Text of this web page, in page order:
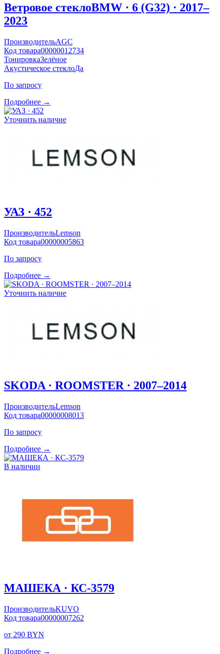
Ветровое стеклоBMW · 6 (G32) · 2017–
2023
ПроизводительAGC
Код товара00000012734
ТонировкаЗелёное
Акустическое стеклоДа
По запросу
Подробнее →
Уточнить наличие
УАЗ · 452
ПроизводительLemson
Код товара00000005863
По запросу
Подробнее →
Уточнить наличие
SKODA · ROOMSTER · 2007–2014
ПроизводительLemson
Код товара00000008013
По запросу
Подробнее →
В наличии
МАШЕКА · КС-3579
ПроизводительKUVO
Код товара00000007262
от 290 BYN
Подробнее →